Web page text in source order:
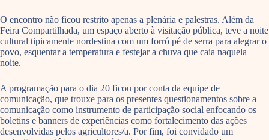
O encontro não ficou restrito apenas a plenária e palestras. Além da
Feira Compartilhada, um espaço aberto à visitação pública, teve a noite
cultural tipicamente nordestina com um forró pé de serra para alegrar o
povo, esquentar a temperatura e festejar a chuva que caia naquela
noite.
A programação para o dia 20 ficou por conta da equipe de
comunicação, que trouxe para os presentes questionamentos sobre a
comunicação como instrumento de participação social enfocando os
boletins e banners de experiências como fortalecimento das ações
desenvolvidas pelos agricultores/a. Por fim, foi convidado um